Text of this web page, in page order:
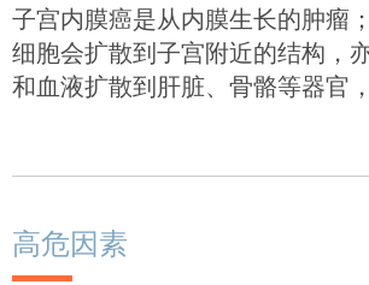
子宫内膜癌是从内膜生长的肿瘤
细胞会扩散到子宫附近的结构，
和血液扩散到肝脏、骨骼等器官
高危因素